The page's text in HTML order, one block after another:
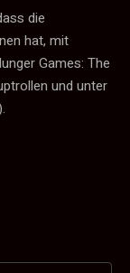
die
hat, mit
Games: The
und unter